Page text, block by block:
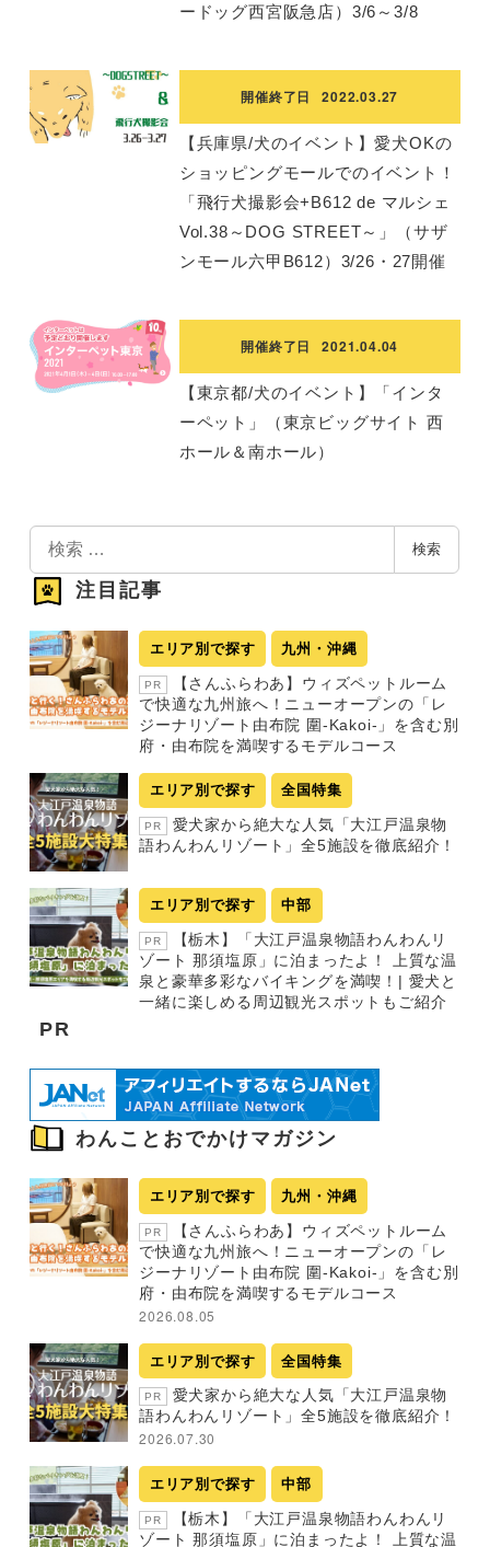
ードッグ西宮阪急店）3/6～3/8
開催終了日 2022.03.27
【兵庫県/犬のイベント】愛犬OKの
ショッピングモールでのイベント！
「飛行犬撮影会+B612 de マルシェ
Vol.38～DOG STREET～」（サザ
ンモール六甲B612）3/26・27開催
開催終了日 2021.04.04
【東京都/犬のイベント】「インタ
ーペット」（東京ビッグサイト 西
ホール＆南ホール）
検
索
検索
注目記事
エリア別で探す 九州・沖縄
PR
【さんふらわあ】ウィズペットルーム
で快適な九州旅へ！ニューオープンの「レ
ジーナリゾート由布院 圍-Kakoi-」を含む別
府・由布院を満喫するモデルコース
エリア別で探す 全国特集
PR
愛犬家から絶大な人気「大江戸温泉物
語わんわんリゾート」全5施設を徹底紹介！
エリア別で探す 中部
PR
【栃木】「大江戸温泉物語わんわんリ
ゾート 那須塩原」に泊まったよ！ 上質な温
泉と豪華多彩なバイキングを満喫！| 愛犬と
一緒に楽しめる周辺観光スポットもご紹介
PR
わんことおでかけマガジン
エリア別で探す 九州・沖縄
PR
【さんふらわあ】ウィズペットルーム
で快適な九州旅へ！ニューオープンの「レ
ジーナリゾート由布院 圍-Kakoi-」を含む別
府・由布院を満喫するモデルコース
2026.08.05
エリア別で探す 全国特集
PR
愛犬家から絶大な人気「大江戸温泉物
語わんわんリゾート」全5施設を徹底紹介！
2026.07.30
エリア別で探す 中部
PR
【栃木】「大江戸温泉物語わんわんリ
ゾート 那須塩原」に泊まったよ！ 上質な温